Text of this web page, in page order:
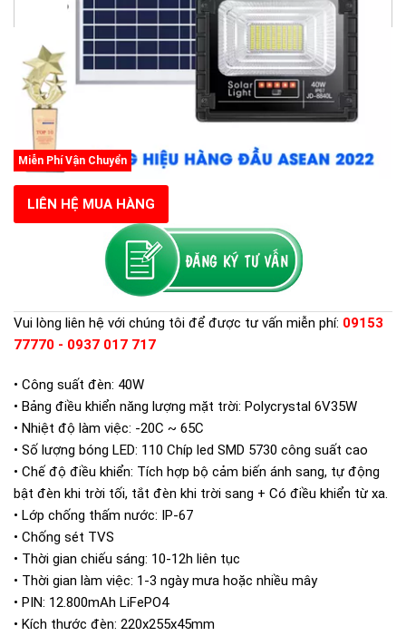
Miễn Phí Vận Chuyển
LIÊN HỆ MUA HÀNG
Vui lòng liên hệ với chúng tôi để được tư vấn miễn phí: 09153
77770 - 0937 017 717
• Công suất đèn: 40W
• Bảng điều khiển năng lượng mặt trời: Polycrystal 6V35W
• Nhiệt độ làm việc: -20C ~ 65C
• Số lượng bóng LED: 110 Chíp led SMD 5730 công suất cao
• Chế độ điều khiển: Tích hợp bộ cảm biến ánh sang, tự động
bật đèn khi trời tối, tắt đèn khi trời sang + Có điều khiển từ xa.
• Lớp chống thấm nước: IP-67
• Chống sét TVS
• Thời gian chiếu sáng: 10-12h liên tục
• Thời gian làm việc: 1-3 ngày mưa hoặc nhiều mây
• PIN: 12.800mAh LiFePO4
• Kích thước đèn: 220x255x45mm